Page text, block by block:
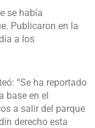
se había
Publicaron en la
a los
“Se ha reportado
base en el
a salir del parque
derecho esta